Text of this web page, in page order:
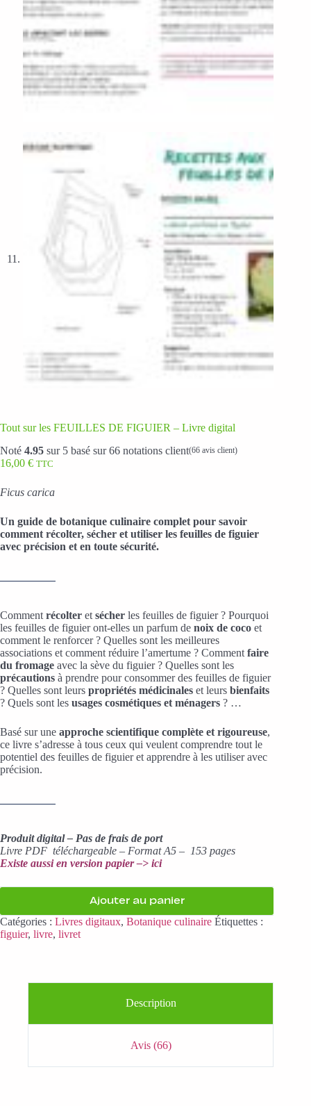
Tout sur les FEUILLES DE FIGUIER – Livre digital
Noté 4.95 sur 5 basé sur66 notations client(66 avis client)
16,00 € TTC
Ficus carica
Un guide de botanique culinaire complet pour savoir
comment récolter, sécher et utiliser les feuilles de figuier
avec précision et en toute sécurité.
Comment récolter et sécher les feuilles de figuier ? Pourquoi
les feuilles de figuier ont-elles un parfum de noix de coco et
comment le renforcer ? Quelles sont les meilleures
associations et comment réduire l’amertume ? Comment faire
du fromage avec la sève du figuier ? Quelles sont les
précautions à prendre pour consommer des feuilles de figuier
? Quelles sont leurs propriétés médicinales et leurs bienfaits
? Quels sont les usages cosmétiques et ménagers ? …
Basé sur une approche scientifique complète et rigoureuse,
ce livre s’adresse à tous ceux qui veulent comprendre tout le
potentiel des feuilles de figuier et apprendre à les utiliser avec
précision.
Produit digital – Pas de frais de port
Livre PDF téléchargeable – Format A5 – 153 pages
Existe aussi en version papier –> ici
Ajouter au panier
Catégories : Livres digitaux, Botanique culinaire Étiquettes :
figuier, livre, livret
Description
Avis (66)